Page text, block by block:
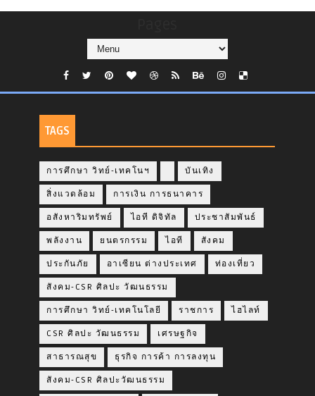
TAGS
การศึกษา วิทย์-เทคโนฯ บันเทิง
สิ่งแวดล้อม การเงิน การธนาคาร
อสังหาริมทรัพย์ ไอที ดิจิทัล ประชาสัมพันธ์
พลังงาน ยนตรกรรม ไอที สังคม
ประกันภัย อาเซียน ต่างประเทศ ท่องเที่ยว
สังคม-CSR ศิลปะ วัฒนธรรม
การศึกษา วิทย์-เทคโนโลยี ราชการ ไฮไลท์
CSR ศิลปะ วัฒนธรรม เศรษฐกิจ
สาธารณสุข ธุรกิจ การค้า การลงทุน
สังคม-CSR ศิลปะวัฒนธรรม